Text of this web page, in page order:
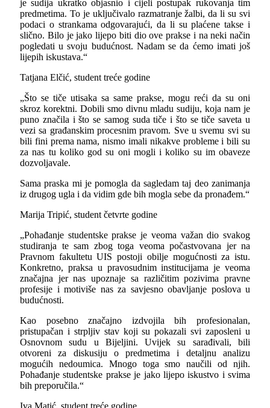
je sudija ukratko objasnio i cijeli postupak rukovanja tim
predmetima. To je uključivalo razmatranje žalbi, da li su svi
podaci o strankama odgovarajući, da li su plaćene takse i
slično. Bilo je jako lijepo biti dio ove prakse i na neki način
pogledati u svoju budućnost. Nadam se da ćemo imati još
lijepih iskustava.“
Tatjana Elčić, student treće godine
„Što se tiče utisaka sa same prakse, mogu reći da su oni
skroz korektni. Dobili smo divnu mladu sudiju, koja nam je
puno značila i što se samog suda tiče i što se tiče saveta u
vezi sa građanskim procesnim pravom. Sve u svemu svi su
bili fini prema nama, nismo imali nikakve probleme i bili su
za nas tu koliko god su oni mogli i koliko su im obaveze
dozvoljavale.
Sama praska mi je pomogla da sagledam taj deo zanimanja
iz drugog ugla i da vidim gde bih mogla sebe da pronađem.“
Marija Tripić, student četvrte godine
„Pohađanje studentske prakse je veoma važan dio svakog
studiranja te sam zbog toga veoma počastvovana jer na
Pravnom fakultetu UIS postoji obilje mogućnosti za istu.
Konkretno, praksa u pravosudnim institucijama je veoma
značajna jer nas upoznaje sa različitim pozivima pravne
profesije i motiviše nas za savjesno obavljanje poslova u
budućnosti.
Kao posebno značajno izdvojila bih profesionalan,
pristupačan i strpljiv stav koji su pokazali svi zaposleni u
Osnovnom sudu u Bijeljini. Uvijek su sarađivali, bili
otvoreni za diskusiju o predmetima i detaljnu analizu
mogućih nedoumica. Mnogo toga smo naučili od njih.
Pohađanje studentske prakse je jako lijepo iskustvo i svima
bih preporučila.“
Iva Matić, student treće godine